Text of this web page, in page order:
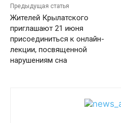
Предыдущая статья
Жителей Крылатского
приглашают 21 июня
присоединиться к онлайн-
лекции, посвященной
нарушениям сна